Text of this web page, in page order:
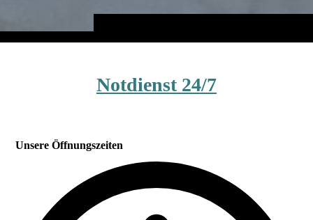
Notdienst 24/7
Unsere Öffnungszeiten